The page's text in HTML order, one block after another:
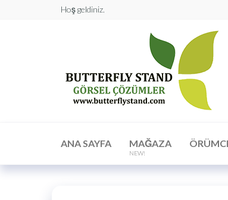
Hoş geldiniz.
ANA SAYFA MAĞAZA
NEW!